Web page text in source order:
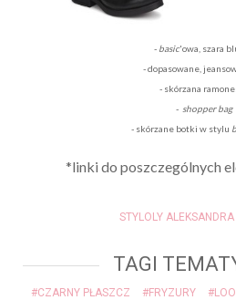
- basic'owa, szara
- dopasowane,
- skórzana
- shopper bag
- skórzane botki w stylu
*linki do poszczególnych
STYLOLY
TAGI
#CZARNY PŁASZCZ #FRYZURY